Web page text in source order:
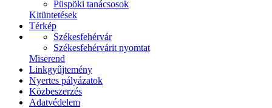
Püspöki tanácsosok
Kitüntetések
Térkép
Székesfehérvár
Székesfehérvárit nyomtat
Miserend
Linkgyűjtemény
Nyertes pályázatok
Közbeszerzés
Adatvédelem